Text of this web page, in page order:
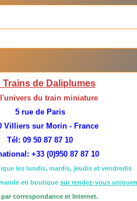
Trains de Daliplumes
du train miniature
5 rue de Paris
Villiers sur Morin - France
Tél: 09 50 87 87 10
+33 (0)950 87 87 10
les lundis, mardis, jeudis et vendredis
en boutique sur rendez-vous
par correspondance et Internet.